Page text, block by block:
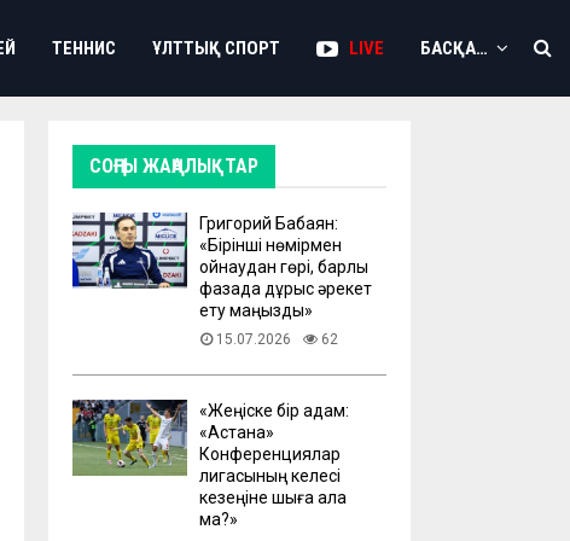
ТЕННИС ҰЛТТЫҚ СПОРТ LIVE БАСҚА…
СОҢҒЫ ЖАҢАЛЫҚТАР
Григорий Бабаян:
«Бірінші нөмірмен
ойнаудан гөрі, барлық
фазада дұрыс әрекет
ету маңызды»
15.07.2026 62
«Жеңіске бір қадам:
«Астана»
Конференциялар
лигасының келесі
кезеңіне шыға ала
ма?»